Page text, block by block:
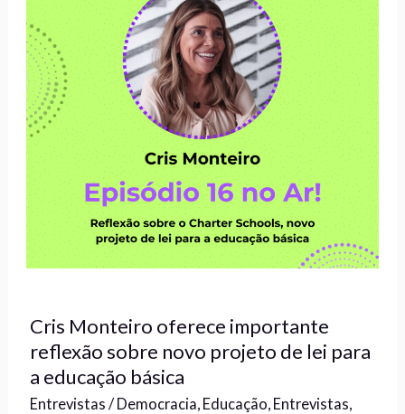
Cris Monteiro oferece importante
reflexão sobre novo projeto de lei para
a educação básica
Entrevistas / Democracia, Educação, Entrevistas,